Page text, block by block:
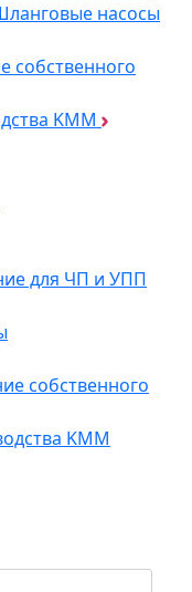
насосы
собственного
KMM
для ЧП и УПП
собственного
KMM